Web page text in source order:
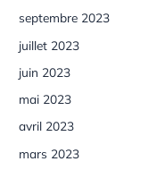
septembre 2023
juillet 2023
juin 2023
mai 2023
avril 2023
mars 2023